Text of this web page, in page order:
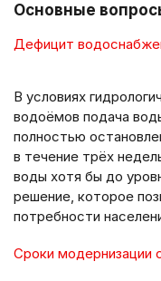
Основные
Дефицит
В условиях
водоёмов подача
полностью
в течение трёх
воды хотя бы до
решение, которое
потребности
Сроки модернизации